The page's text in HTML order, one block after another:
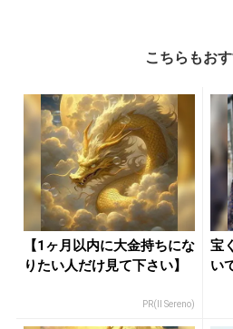
こちらもお
【1ヶ月以内に大金持ちにな
りたい人だけ見て下さい】
PR(Il Sereno)
宝
い